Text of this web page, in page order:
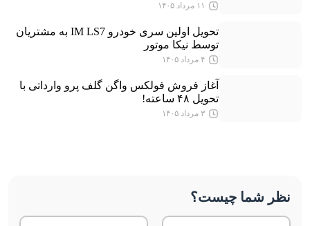
۱۱ مرداد ۱۴۰۵
تحویل اولین سری خودرو IM LS7 به مشتریان
توسط نیکا موتور
۴ مرداد ۱۴۰۵
آغاز فروش فولکس واگن گلف پرو وارداتی با
تحویل ۴۸ ساعته!
۳ مرداد ۱۴۰۵
نظر شما چیست؟